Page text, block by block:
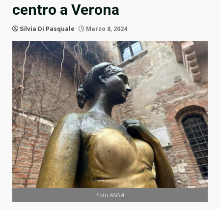
centro a Verona
Silvia Di Pasquale Marzo 8, 2024
Foto ANSA